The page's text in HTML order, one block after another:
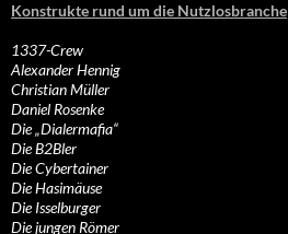
Konstrukte rund um die Nutzlosbranche
1337-Crew
Alexander Hennig
Christian Müller
Daniel Rosenke
Die „Dialermafia“
Die B2Bler
Die Cybertainer
Die Hasimäuse
Die Isselburger
Die jungen Römer